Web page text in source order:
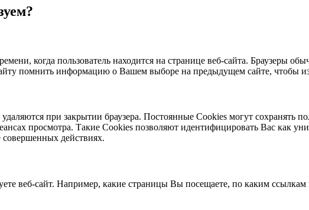
когда пользователь находится на странице веб-сайта. Браузеры
помнить информацию о Вашем выборе на предыдущем сайте, чтобы
при закрытии браузера. Постоянные Сookies могут сохранять
просмотра. Такие Cookies позволяют идентифицировать Вас как
действиях.
веб-сайт. Например, какие страницы Вы посещаете, по каким ссылкам